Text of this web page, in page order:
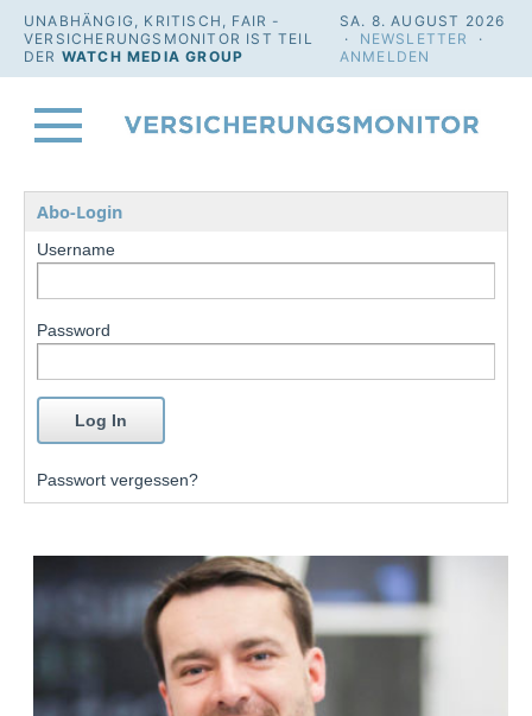
UNABHÄNGIG, KRITISCH, FAIR -
VERSICHERUNGSMONITOR IST TEIL
DER WATCH MEDIA GROUP
SA. 8. AUGUST 2026
· NEWSLETTER
·
ANMELDEN
Abo-Login
Username
Password
Passwort vergessen?